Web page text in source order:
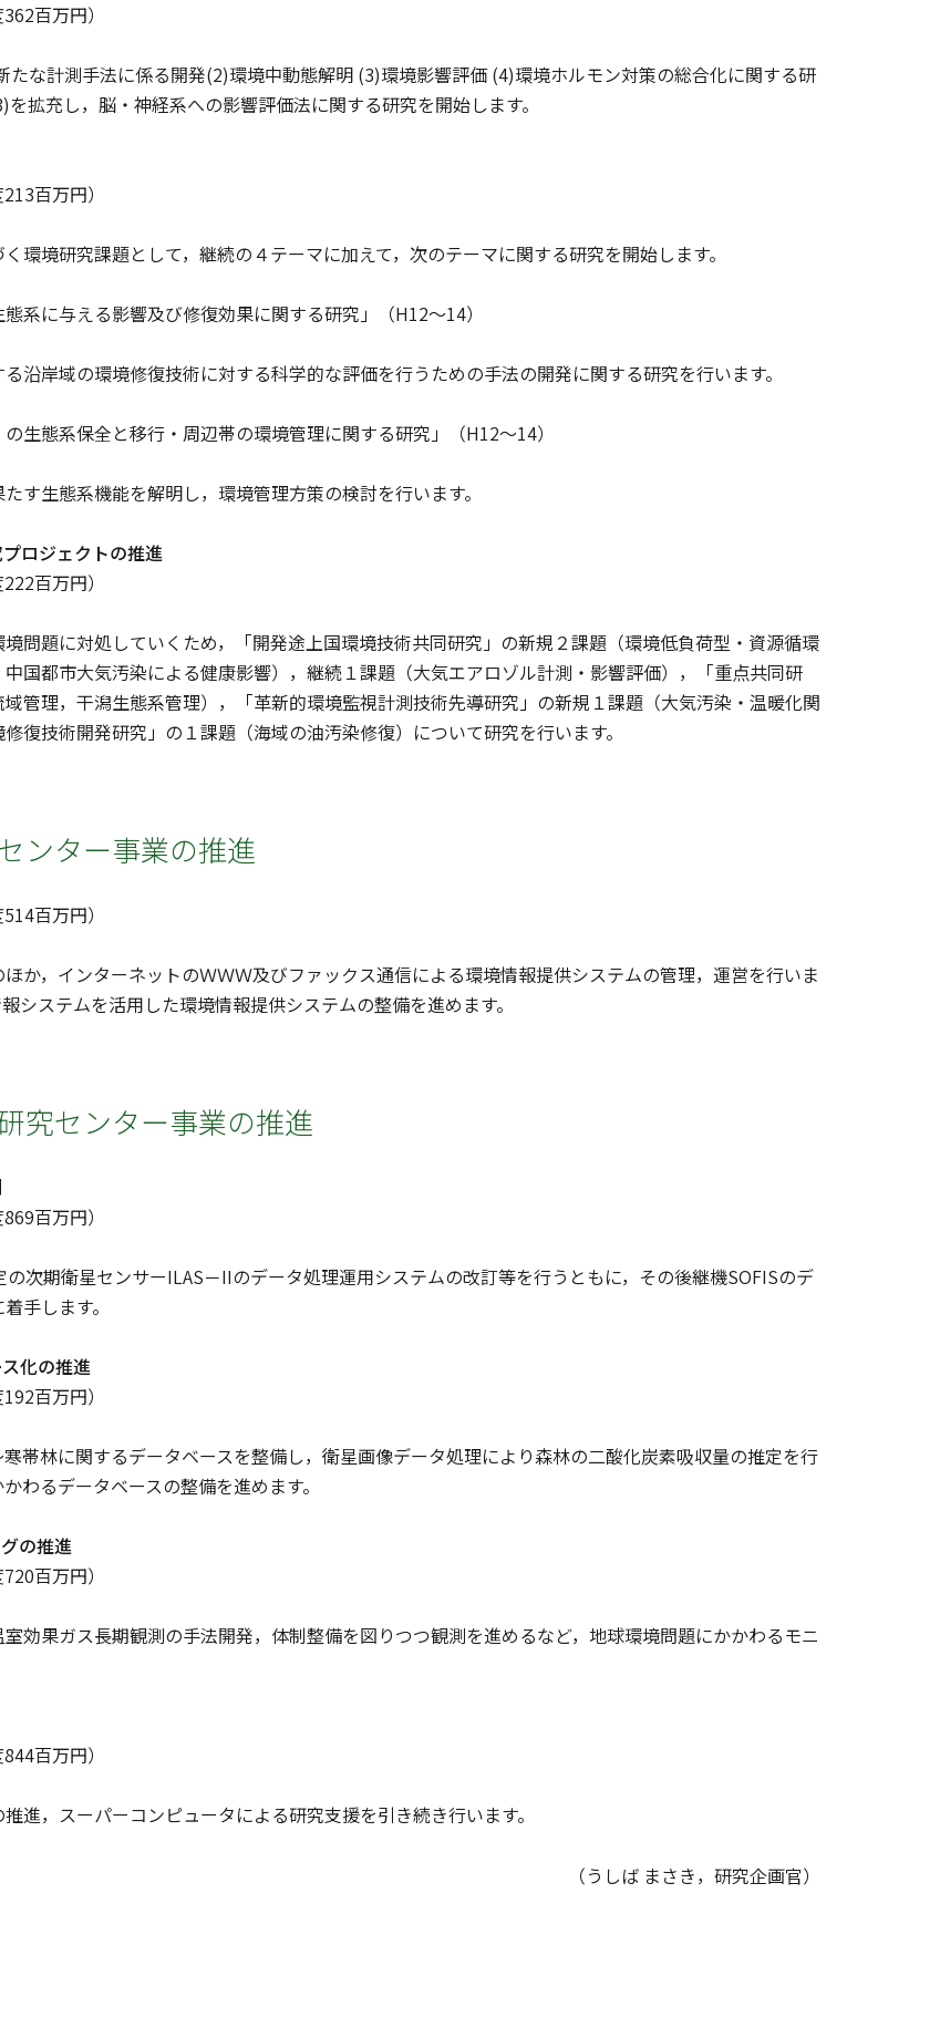
百万円）
な計測手法に係る開発(2)環境中動態解明 (3)環境影響評価 (4)環境ホルモン対策の総合化に関する研
拡充し，脳・神経系への影響評価法に関する研究を開始します。
百万円）
環境研究課題として，継続の４テーマに加えて，次のテーマに関する研究を開始します。
態系に与える影響及び修復効果に関する研究」（H12～14）
沿岸域の環境修復技術に対する科学的な評価を行うための手法の開発に関する研究を行います。
の生態系保全と移行・周辺帯の環境管理に関する研究」（H12～14）
す生態系機能を解明し，環境管理方策の検討を行います。
ロジェクトの推進
百万円）
問題に対処していくため，「開発途上国環境技術共同研究」の新規２課題（環境低負荷型・資源循環
国都市大気汚染による健康影響），継続１課題（大気エアロゾル計測・影響評価），「重点共同研
管理，干潟生態系管理），「革新的環境監視計測技術先導研究」の新規１課題（大気汚染・温暖化関
復技術開発研究」の１課題（海域の油汚染修復）について研究を行います。
ンター事業の推進
百万円）
か，インターネットのＷＷＷ及びファックス通信による環境情報提供システムの管理，運営を行いま
システムを活用した環境情報提供システムの整備を進めます。
究センター事業の推進
百万円）
次期衛星センサーILAS－IIのデータ処理運用システムの改訂等を行うともに，その後継機SOFISのデ
手します。
化の推進
百万円）
帯林に関するデータベースを整備し，衛星画像データ処理により森林の二酸化炭素吸収量の推定を行
わるデータベースの整備を進めます。
の推進
百万円）
効果ガス長期観測の手法開発，体制整備を図りつつ観測を進めるなど，地球環境問題にかかわるモニ
百万円）
進，スーパーコンピュータによる研究支援を引き続き行います。
（うしば まさき，研究企画官）